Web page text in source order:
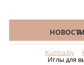
КАТАЛОГ
Kuzina.by
Иглы для